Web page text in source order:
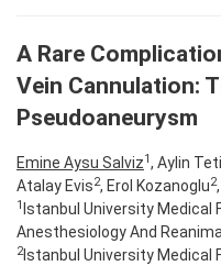
A Rare
Vein Cannulation:
Pseudoaneurysm
Emine Aysu Salviz1, Aylin
Atalay Evis2, Erol Kozanoglu2
1 Istanbul University
Anesthesiology And
2Istanbul University Medical